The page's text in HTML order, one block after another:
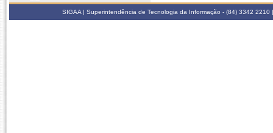
SIGAA | Superintendência de Tecnologia da Informação - (84) 3342